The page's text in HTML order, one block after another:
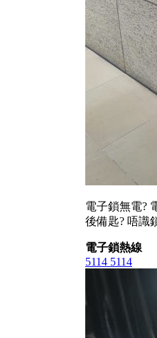
電子鎖無電?
後備匙? 唔識
電子鎖熱線
5114 5114